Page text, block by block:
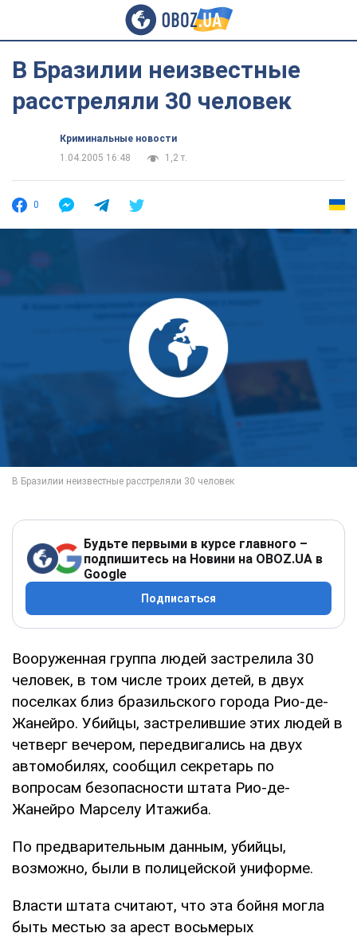
В Бразилии неизвестные
расстреляли 30 человек
Криминальные новости
1.04.2005 16:48
1,2 т.
0
Будьте первыми в курсе главного –
подпишитесь на Новини на OBOZ.UA в
Google
Подписаться
Вооруженная группа людей застрелила 30
человек, в том числе троих детей, в двух
поселках близ бразильского города Рио-де-
Жанейро. Убийцы, застрелившие этих людей в
четверг вечером, передвигались на двух
автомобилях, сообщил секретарь по
вопросам безопасности штата Рио-де-
Жанейро Марселу Итажиба.
По предварительным данным, убийцы,
возможно, были в полицейской униформе.
Власти штата считают, что эта бойня могла
быть местью за арест восьмерых